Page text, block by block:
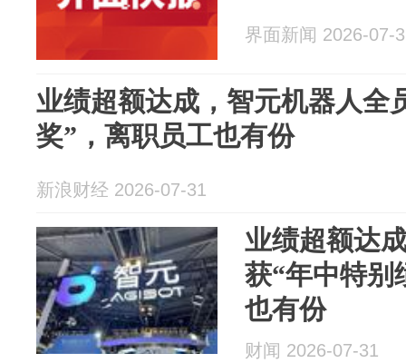
界面新闻 2026-07-
业绩超额达成，智元机器人全
奖”，离职员工也有份
新浪财经 2026-07-31
业绩超额达
获“年中特别
也有份
财闻 2026-07-31